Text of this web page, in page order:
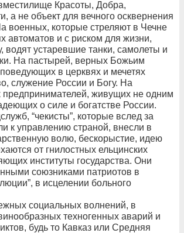
Красоты, Добра,
а не объект для вечного осквернения
военных, которые стреляют в Чечне
автоматов и с риском для жизни,
водят устаревшие танки, самолеты и
На пастырей, верных Божьим
в церквях и мечетях
служение России и Богу. На
предпринимателей, живущих не одним
о силе и богатстве России.
“чекисты”, которые вслед за
к управлению страной, внесли в
волю, бескорыстие, идею
от гнилостных ельцинских
институты государства. Они
союзниками патриотов в
в исцелении больного
социальных волнений, в
техногенных аварий и
будь то Кавказ или Средняя